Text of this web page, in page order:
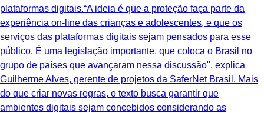
plataformas digitais.“A ideia é que a proteção faça parte da
experiência on-line das crianças e adolescentes, e que os
serviços das plataformas digitais sejam pensados para esse
público. É uma legislação importante, que coloca o Brasil no
grupo de países que avançaram nessa discussão", explica
Guilherme Alves, gerente de projetos da SaferNet Brasil. Mais
do que criar novas regras, o texto busca garantir que
ambientes digitais sejam concebidos considerando as